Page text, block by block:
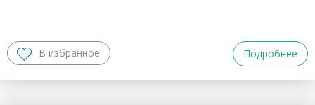
Подробнее